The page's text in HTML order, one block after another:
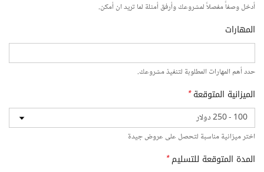
أدخل وصفاً مفصلاً لمشروعك وأرفق أمثلة لما تريد ان أمكن.
المهارات
حدد أهم المهارات المطلوبة لتنفيذ مشروعك.
الميزانية المتوقعة*
اختر ميزانية مناسبة لتحصل على عروض جيدة
المدة المتوقعة للتسليم*